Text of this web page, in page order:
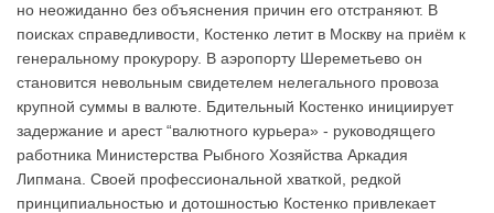
но неожиданно без объяснения причин его отстраняют. В
поисках справедливости, Костенко летит в Москву на приём к
генеральному прокурору. В аэропорту Шереметьево он
становится невольным свидетелем нелегального провоза
крупной суммы в валюте. Бдительный Костенко инициирует
задержание и арест “валютного курьера» - руководящего
работника Министерства Рыбного Хозяйства Аркадия
Липмана. Своей профессиональной хваткой, редкой
принципиальностью и дотошностью Костенко привлекает